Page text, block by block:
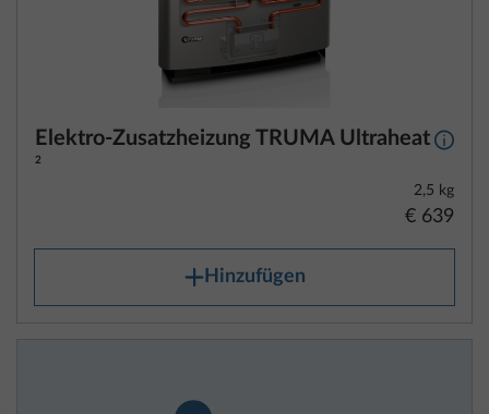
Elektro-Zusatzheizung TRUMA Ultraheat
2
Mehr
2,5 kg
€ 639
Hinzufügen